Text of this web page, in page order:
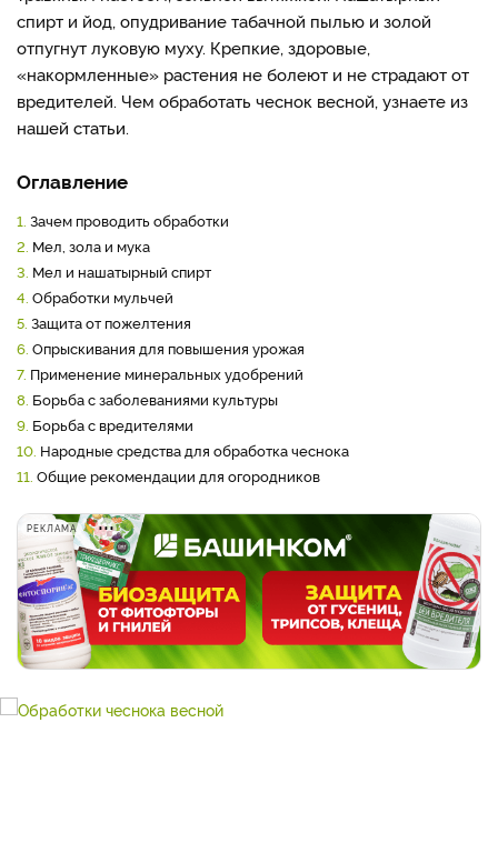
спирт и йод, опудривание табачной пылью и золой
отпугнут луковую муху. Крепкие, здоровые,
«накормленные» растения не болеют и не страдают от
вредителей. Чем обработать чеснок весной, узнаете из
нашей статьи.
Оглавление
1. Зачем проводить обработки
2. Мел, зола и мука
3. Мел и нашатырный спирт
4. Обработки мульчей
5. Защита от пожелтения
6. Опрыскивания для повышения урожая
7. Применение минеральных удобрений
8. Борьба с заболеваниями культуры
9. Борьба с вредителями
10. Народные средства для обработка чеснока
11. Общие рекомендации для огородников
РЕКЛАМА